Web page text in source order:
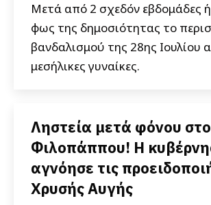
Μετά από 2 σχεδόν εβδομάδες
φως της δημοσιότητας το
βανδαλισμού της 28ης Ιουλίου
μεσήλικες γυναίκες.
Ληστεία μετά φόνου
Φιλοπάππου! Η
αγνόησε τις
Χρυσής Αυγής